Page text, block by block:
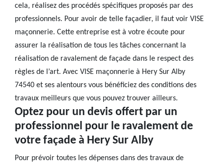
cela, réalisez des procédés spécifiques proposés par des
professionnels. Pour avoir de telle façadier, il faut voir VISE
maçonnerie. Cette entreprise est à votre écoute pour
assurer la réalisation de tous les tâches concernant la
réalisation de ravalement de façade dans le respect des
règles de l’art. Avec VISE maçonnerie à Hery Sur Alby
74540 et ses alentours vous bénéficiez des conditions des
travaux meilleurs que vous pouvez trouver ailleurs.
Optez pour un devis offert par un
professionnel pour le ravalement de
votre façade à Hery Sur Alby
Pour prévoir toutes les dépenses dans des travaux de